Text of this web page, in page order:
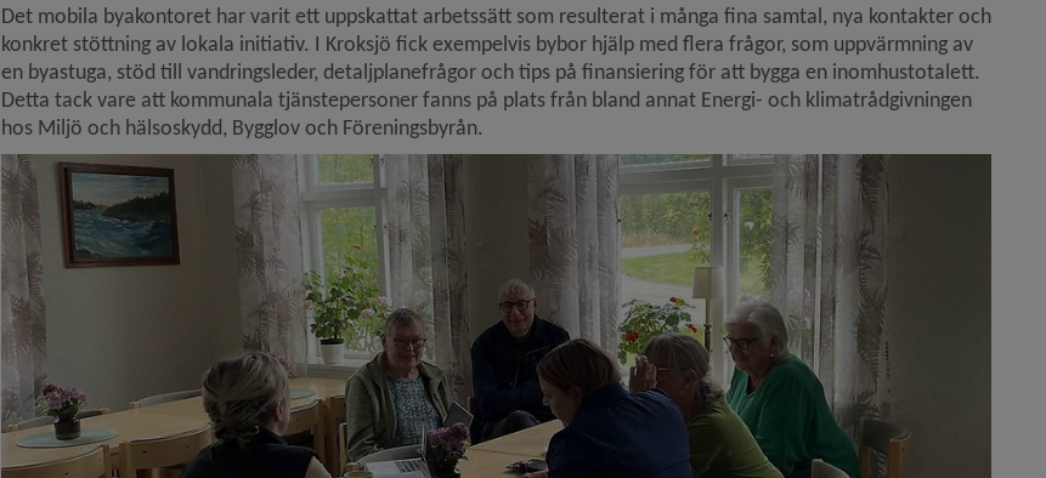
Det mobila byakontoret har varit ett uppskattat arbetssätt som resulterat i många fina samtal, nya kontakter och
konkret stöttning av lokala initiativ. I Kroksjö fick exempelvis bybor hjälp med flera frågor, som uppvärmning av
en byastuga, stöd till vandringsleder, detaljplanefrågor och tips på finansiering för att bygga en inomhustotalett.
Detta tack vare att kommunala tjänstepersoner fanns på plats från bland annat Energi- och klimatrådgivningen
hos Miljö och hälsoskydd, Bygglov och Föreningsbyrån.